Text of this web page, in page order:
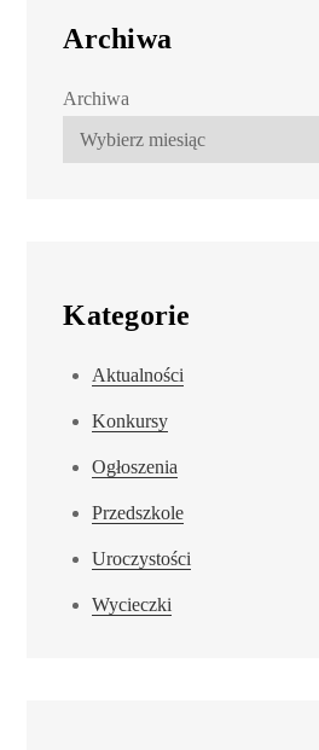
Archiwa
Archiwa
Kategorie
Aktualności
Konkursy
Ogłoszenia
Przedszkole
Uroczystości
Wycieczki